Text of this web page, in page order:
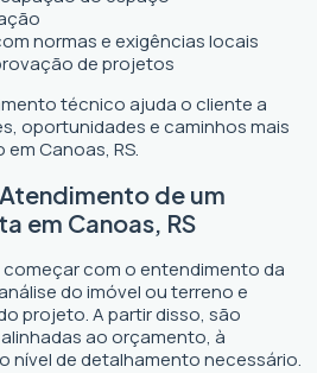
normas e exigências locais
de projetos
técnico ajuda o cliente a
oportunidades e caminhos mais
Canoas, RS.
de um
em Canoas, RS
com o entendimento da
do imóvel ou terreno e
projeto. A partir disso, são
ao orçamento, à
nível de detalhamento necessário.